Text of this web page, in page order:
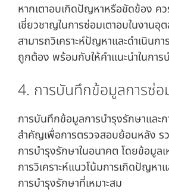
หากเตาอบเกิดปัญหาหรือขัดข้อง ค
เชี่ยวชาญในการซ่อมเตาอบในงานอุ
สามารถวิเคราะห์ปัญหาและดำเนินก
ถูกต้อง พร้อมกับให้คำแนะนำในการ
4. การบันทึกข้อมูลการซ่อ
การบันทึกข้อมูลการบำรุงรักษาและ
สำคัญเพื่อการตรวจสอบย้อนหลัง ร
การบำรุงรักษาในอนาคต โดยข้อมูลเ
การวิเคราะห์แนวโน้มการเกิดปัญหา
การบำรุงรักษาที่เหมาะสม